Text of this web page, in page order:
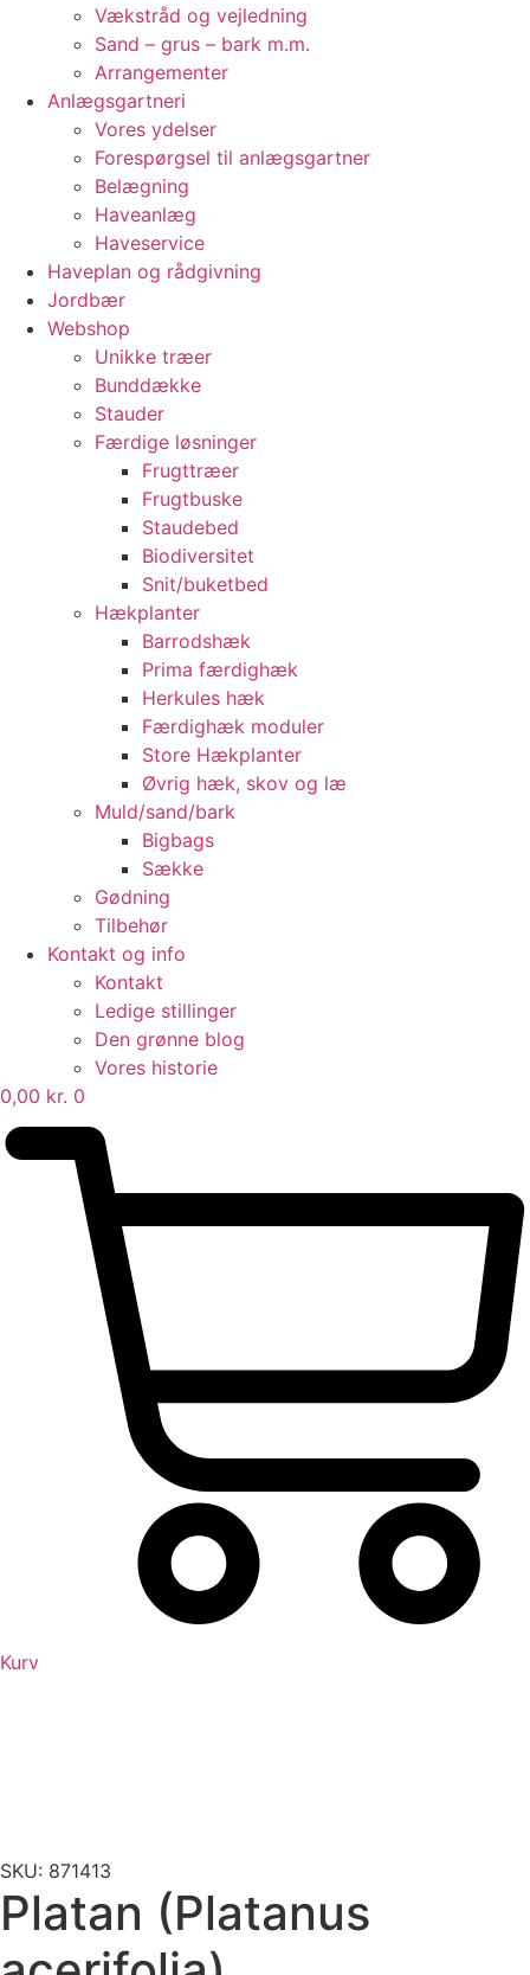
Vækstråd og vejledning
Sand – grus – bark m.m.
Arrangementer
Anlægsgartneri
Vores ydelser
Forespørgsel til anlægsgartner
Belægning
Haveanlæg
Haveservice
Haveplan og rådgivning
Jordbær
Webshop
Unikke træer
Bunddække
Stauder
Færdige løsninger
Frugttræer
Frugtbuske
Staudebed
Biodiversitet
Snit/buketbed
Hækplanter
Barrodshæk
Prima færdighæk
Herkules hæk
Færdighæk moduler
Store Hækplanter
Øvrig hæk, skov og læ
Muld/sand/bark
Bigbags
Sække
Gødning
Tilbehør
Kontakt og info
Kontakt
Ledige stillinger
Den grønne blog
Vores historie
0,00 kr. 0
Kurv
SKU: 871413
Platan (Platanus